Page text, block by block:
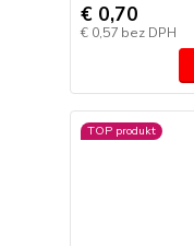
€ 0,70
€ 0,57 bez DPH
TOP produkt